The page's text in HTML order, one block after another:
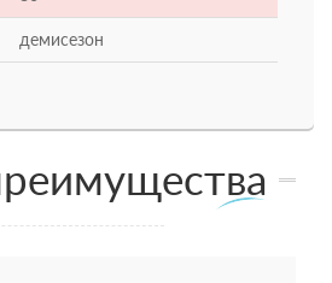
демисезон